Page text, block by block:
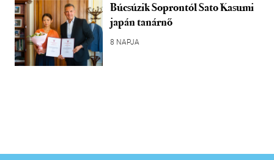
Búcsúzik Soprontól Sato Kasumi
japán tanárnő
8 NAPJA